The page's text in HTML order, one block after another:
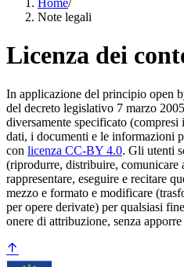
Home/
Note legali
Licenza dei
In applicazione del principio open
del decreto legislativo 7 marzo
diversamente specificato
dati, i documenti e le informazioni
con licenza CC-BY 4.0. Gli utenti
(riprodurre, distribuire,
rappresentare, eseguire e recitare
mezzo e formato e modificare
per opere derivate) per qualsiasi
onere di attribuzione, senza